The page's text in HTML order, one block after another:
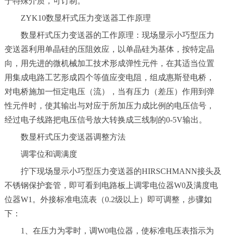
ZYK10数显杆式压力变送器工作原理
数显杆式压力变送器的工作原理：现场显示小巧型压力
变送器利用单晶硅的压阻效应，以单晶硅为基体，按特定晶
向，用先进的微机械加工技术形成弹性元件，在其适当位置
用集成电路工艺形成四个等值应变电阻，组成惠斯登电桥，
对电桥施加一恒定电压（流），当有压力（差压）作用到弹
性元件时，使其输出与对应于所加压力成比例的电压信号，
经过电子线路把电压信号放大转换成三线制的0-5V输出。
数显杆式压力变送器调整方法
调零位和调满度
拧下现场显示小巧型压力变送器的HIRSCHMANN接头及
不锈钢保护套管，即可看到电路板上调零电位器W0及满度电
位器W1。外接标准电流表（0.2级以上）即可调整，步骤如
下：
1、在压力为零时，调W0电位器，使标准电压表指示为